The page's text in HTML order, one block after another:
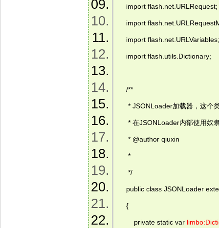
import
import
import
import flash.utils.Dictionary;
/**
* JSONLoader加载器，这个
* 在JSONLoader内部使用奴
* @author qiuxin
*
*/
public class JSONLoader
{
private static var